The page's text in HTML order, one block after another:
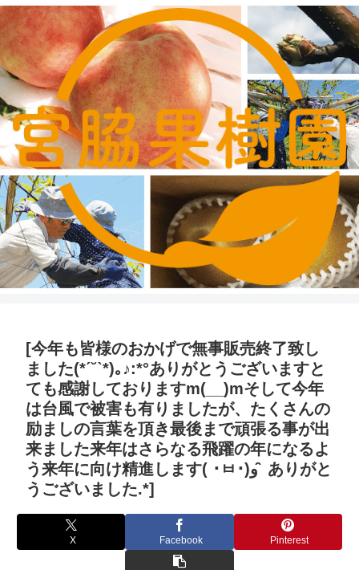
[今年も皆様のおかげで無事販売終了致し
ました(*ˊ˘ˋ*)｡♪:*°︎︎︎ありがとうございますと
ても感謝しておりますm(__)mそして今年
は台風で被害も有りましたが、たくさんの
励ましの言葉を頂き最後まで頑張る事が出
来ました︎︎︎来年はさらなる飛躍の年になるよ
う来年に向け精進します( ･ㅂ･)و ̑̑ ありがと
うございました︎.*]
X Facebook Pinterest